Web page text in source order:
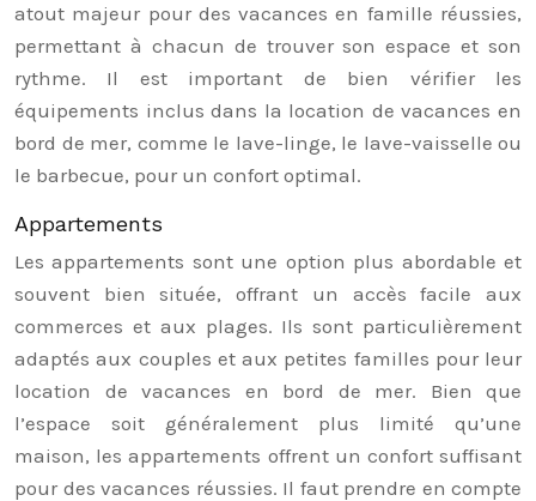
atout majeur pour des vacances en famille réussies,
permettant à chacun de trouver son espace et son
rythme. Il est important de bien vérifier les
équipements inclus dans la location de vacances en
bord de mer, comme le lave-linge, le lave-vaisselle ou
le barbecue, pour un confort optimal.
Appartements
Les appartements sont une option plus abordable et
souvent bien située, offrant un accès facile aux
commerces et aux plages. Ils sont particulièrement
adaptés aux couples et aux petites familles pour leur
location de vacances en bord de mer. Bien que
l’espace soit généralement plus limité qu’une
maison, les appartements offrent un confort suffisant
pour des vacances réussies. Il faut prendre en compte